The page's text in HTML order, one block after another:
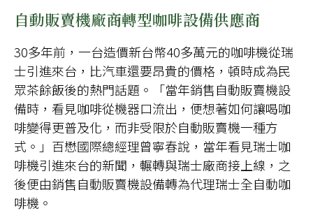
自動販賣機廠商轉型咖啡設備供應商
30多年前，一台造價新台幣40多萬元的咖啡機從瑞
士引進來台，比汽車還要昂貴的價格，頓時成為民
眾茶餘飯後的熱門話題。「當年銷售自動販賣機設
備時，看見咖啡從機器口流出，便想著如何讓喝咖
啡變得更普及化，而非受限於自動販賣機一種方
式。」百懋國際總經理曾寧春說，當年看見瑞士咖
啡機引進來台的新聞，輾轉與瑞士廠商接上線，之
後便由銷售自動販賣機設備轉為代理瑞士全自動咖
啡機。